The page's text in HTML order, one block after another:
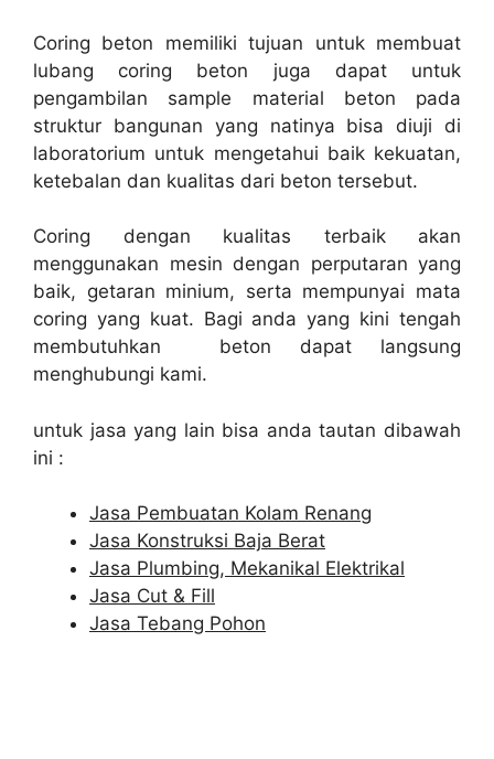
Coring beton memiliki tujuan untuk membuat
lubang coring beton juga dapat untuk
pengambilan sample material beton pada
struktur bangunan yang natinya bisa diuji di
laboratorium untuk mengetahui baik kekuatan,
ketebalan dan kualitas dari beton tersebut.
Coring dengan kualitas terbaik akan
menggunakan mesin dengan perputaran yang
baik, getaran minium, serta mempunyai mata
coring yang kuat. Bagi anda yang kini tengah
membutuhkan beton dapat langsung
menghubungi kami.
untuk jasa yang lain bisa anda tautan dibawah
ini :
Jasa Pembuatan Kolam Renang
Jasa Konstruksi Baja Berat
Jasa Plumbing, Mekanikal Elektrikal
Jasa Cut & Fill
Jasa Tebang Pohon